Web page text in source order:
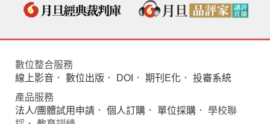
數位整合服務
線上影音 ． 數位出版 ． DOI ． 期刊E化 ． 投審系統
產品服務
法人/團體試用申請 ． 個人訂購 ． 單位採購 ． 學校聯